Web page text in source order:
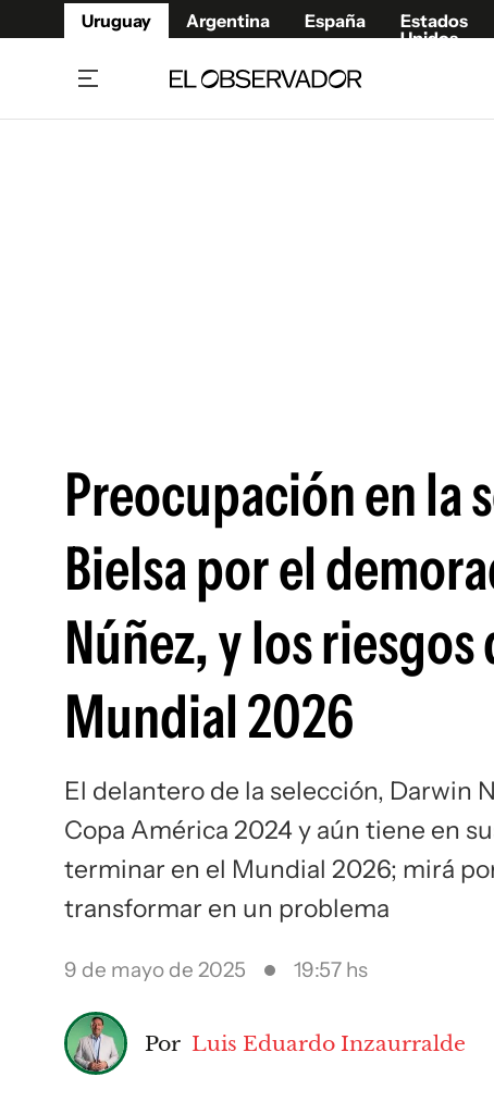
Uruguay Argentina España
Estados
Unidos
Preocupación en la
Bielsa por el
Núñez, y los
Mundial 2026
El delantero de la selección, Darwin
Copa América 2024 y aún tiene en
terminar en el Mundial 2026; mirá
transformar en un problema
9 de mayo de 2025 19:57 hs
Por Luis Eduardo Inzaurralde